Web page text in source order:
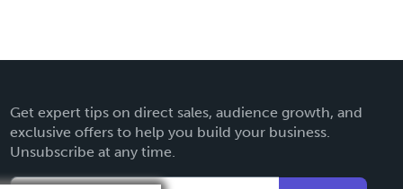
Get expert tips on direct sales, audience growth, and
exclusive offers to help you build your business.
Unsubscribe at any time.